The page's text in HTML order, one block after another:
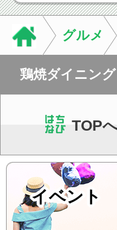
グルメ
鶏焼ダイニン
TOP
イベント